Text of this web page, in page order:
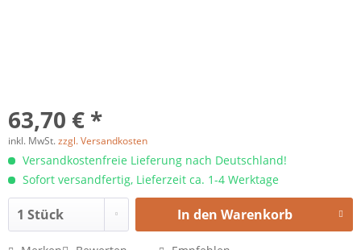
63,70 € *
inkl. MwSt.zzgl. Versandkosten
Versandkostenfreie Lieferung nach Deutschland!
Sofort versandfertig, Lieferzeit ca. 1-4 Werktage
In den Warenkorb